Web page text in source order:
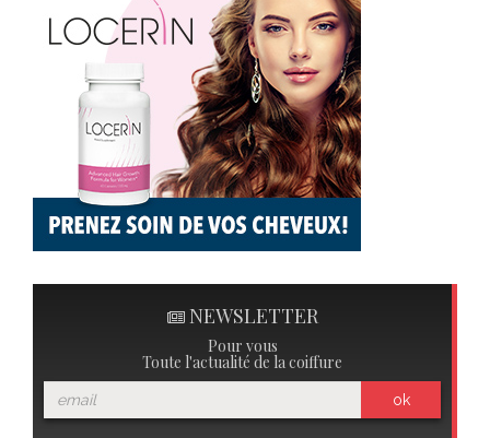
NEWSLETTER
Pour vous
Toute l'actualité de la coiffure
ok